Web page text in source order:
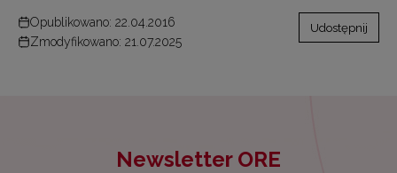
Opublikowano: 22.04.2016
Zmodyfikowano: 21.07.2025
Udostępnij
Newsletter ORE